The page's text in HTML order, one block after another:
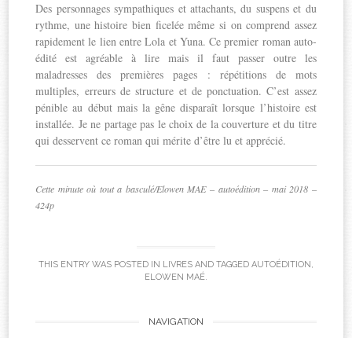
Des personnages sympathiques et attachants, du suspens et du
rythme, une histoire bien ficelée même si on comprend assez
rapidement le lien entre Lola et Yuna. Ce premier roman auto-
édité est agréable à lire mais il faut passer outre les
maladresses des premières pages : répétitions de mots
multiples, erreurs de structure et de ponctuation. C’est assez
pénible au début mais la gêne disparaît lorsque l’histoire est
installée. Je ne partage pas le choix de la couverture et du titre
qui desservent ce roman qui mérite d’être lu et apprécié.
Cette minute où tout a basculé/Elowen MAE – autoédition – mai 2018 –
424p
THIS ENTRY WAS POSTED IN LIVRES AND TAGGED AUTOÉDITION ,
ELOWEN MAÉ.
NAVIGATION